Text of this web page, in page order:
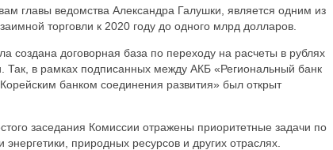
главы ведомства Александра Галушки, является одним из
торговли к 2020 году до одного млрд долларов.
создана договорная база по переходу на расчеты в рублях
Так, в рамках подписанных между АКБ «Региональный банк
банком соединения развития» был открыт
заседания Комиссии отражены приоритетные задачи по
природных ресурсов и других отраслях.